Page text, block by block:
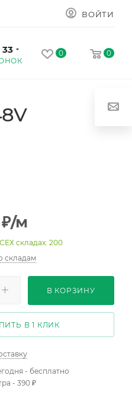
ВОЙТИ
33 0 0
₽/м
складах: 200
складам
В КОРЗИНУ
В 1 КЛИК
- бесплатно
- 390 ₽